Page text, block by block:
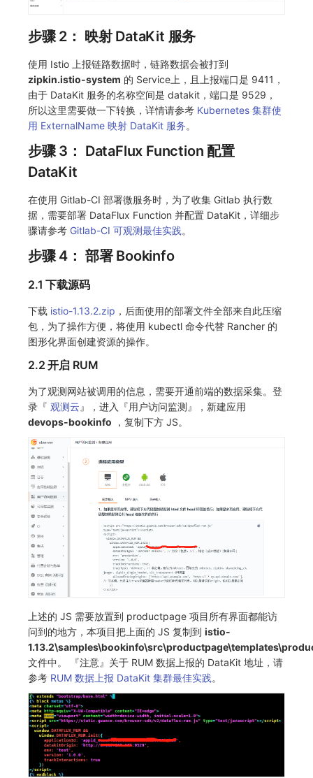
步骤 2： 映射 DataKit 服务
使用 Istio 上报链路数据时，链路数据会被打到
zipkin.istio-system 的 Service上，且上报端口是 9411，
由于 DataKit 服务的名称空间是 datakit，端口是 9529，
所以这里需要做一下转换，详情请参考 Kubernetes 集群使
用 ExternalName 映射 DataKit 服务。
步骤 3： DataFlux Function 配置
DataKit
在使用 Gitlab-CI 部署微服务时，为了收集 Gitlab 执行数
据，需要部署 DataFlux Function 并配置 DataKit，详细步
骤请参考 Gitlab-CI 可观测最佳实践。
步骤 4： 部署 Bookinfo
2.1 下载源码
下载 istio-1.13.2.zip ，后面使用的部署文件全部来自此压缩
包，为了操作方便，将使用 kubectl 命令代替 Rancher 的
图形化界面创建资源的操作。
2.2 开启 RUM
为了观测网站被调用的信息，需要开通前端的数据采集。登
录『 观测云 』，进入『用户访问监测』，新建应用
devops-bookinfo ，复制下方 JS。
上述的 JS 需要放置到 productpage 项目所有界面都能访
问到的地方，本项目把上面的 JS 复制到 istio-
文件中。 『注意』关于 RUM 数据上报的 DataKit 地址，请
参考 RUM 数据上报 DataKit 集群最佳实践。